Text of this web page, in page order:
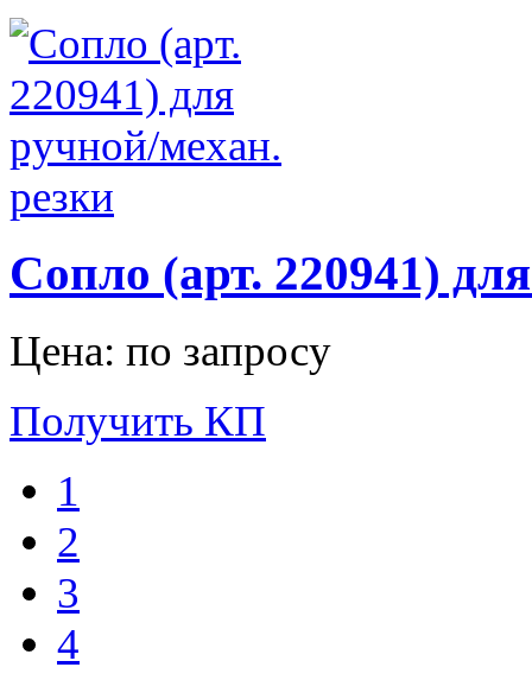
Сопло (арт. 220941)
Цена: по запросу
Получить КП
1
2
3
4